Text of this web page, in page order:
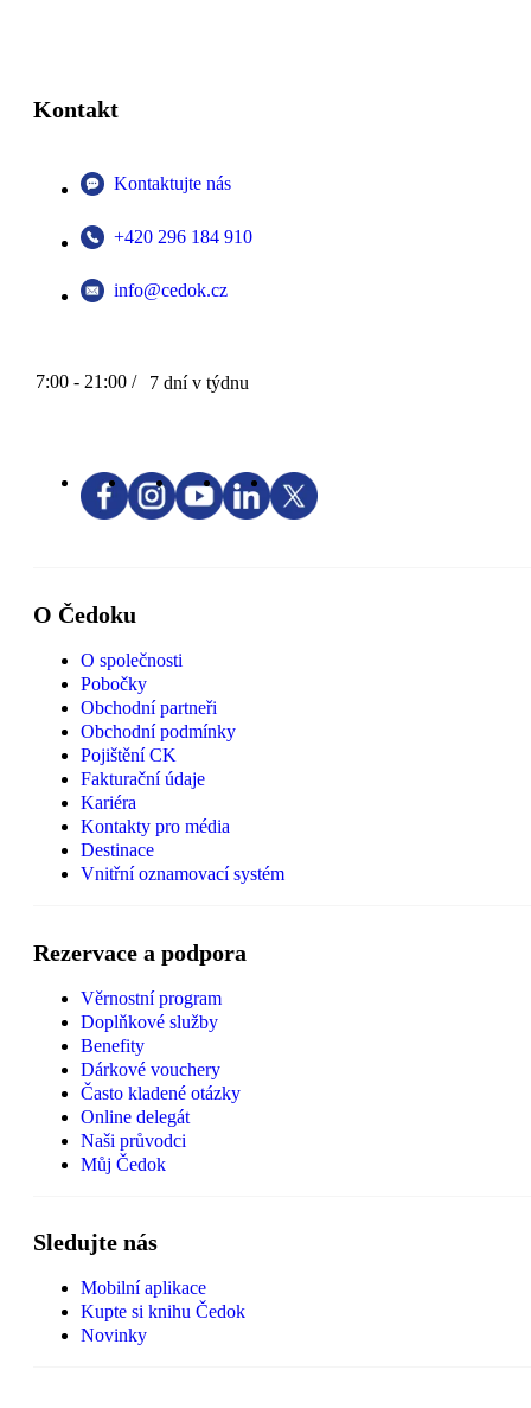
Kontakt
Kontaktujte nás
+420 296 184 910
info@cedok.cz
7:00 - 21:00 / 7 dní v týdnu
O Čedoku
O společnosti
Pobočky
Obchodní partneři
Obchodní podmínky
Pojištění CK
Fakturační údaje
Kariéra
Kontakty pro média
Destinace
Vnitřní oznamovací systém
Rezervace a podpora
Věrnostní program
Doplňkové služby
Benefity
Dárkové vouchery
Často kladené otázky
Online delegát
Naši průvodci
Můj Čedok
Sledujte nás
Mobilní aplikace
Kupte si knihu Čedok
Novinky